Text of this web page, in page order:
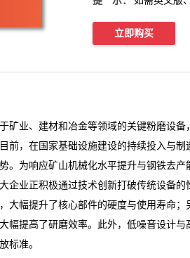
立即购买
业、建材和冶金等领域的关键粉磨设备
前，在国家基础设施建设的持续投入与
。为响应矿山机械化水平提升与钢铁去
企业正积极通过技术创新打破传统设备的
大幅提升了核心部件的硬度与使用寿命
幅提高了研磨效率。此外，低噪音设计
标准。